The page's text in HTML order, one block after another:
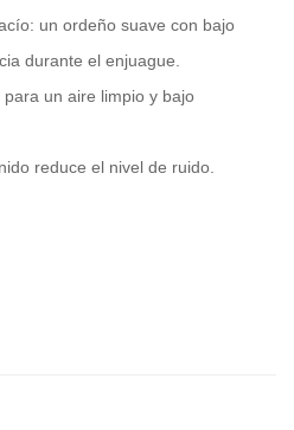
un ordeño suave con bajo
durante el enjuague.
un aire limpio y bajo
reduce el nivel de ruido.